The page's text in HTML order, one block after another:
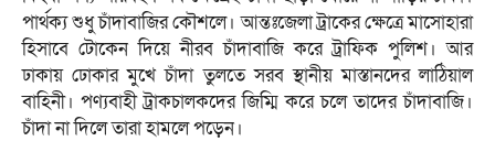
পার্থক্য শুধু চাঁদাবাজির কৌশলে। আন্তঃজেলা ট্রাকের ক্ষেত্রে মাসোহারা
হিসাবে টোকেন দিয়ে নীরব চাঁদাবাজি করে ট্রাফিক পুলিশ। আর
ঢাকায় ঢোকার মুখে চাঁদা তুলতে সরব স্থানীয় মাস্তানদের লাঠিয়াল
বাহিনী। পণ্যবাহী ট্রাকচালকদের জিম্মি করে চলে তাদের চাঁদাবাজি।
চাঁদা না দিলে তারা হামলে পড়েন।